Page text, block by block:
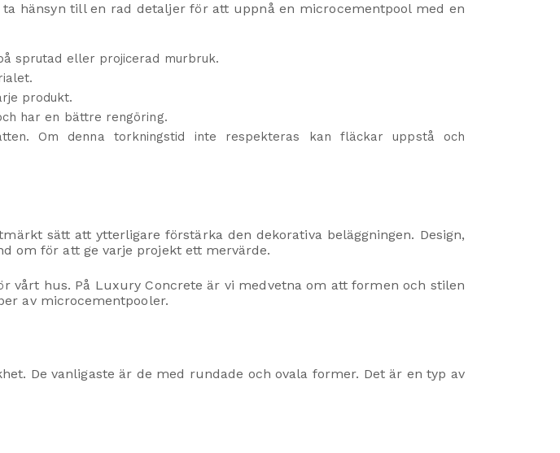
hänsyn till en rad detaljer för att uppnå en microcementpool med en
sprutad eller projicerad murbruk.
produkt.
har en bättre rengöring.
Om denna torkningstid inte respekteras kan fläckar uppstå och
sätt att ytterligare förstärka den dekorativa beläggningen. Design,
om för att ge varje projekt ett mervärde.
vårt hus. På Luxury Concrete är vi medvetna om att formen och stilen
av microcementpooler.
De vanligaste är de med rundade och ovala former. Det är en typ av